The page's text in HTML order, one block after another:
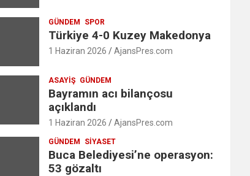
GÜNDEM SPOR
Türkiye 4-0 Kuzey Makedonya
1 Haziran 2026 AjansPres.com
ASAYIŞ GÜNDEM
Bayramın acı bilançosu
açıklandı
1 Haziran 2026 AjansPres.com
GÜNDEM SIYASET
Buca Belediyesi’ne operasyon:
53 gözaltı